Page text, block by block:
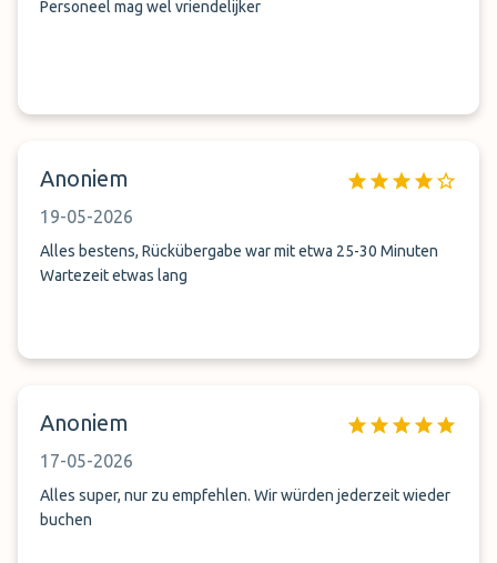
Personeel mag wel vriendelijker
Anoniem
19-05-2026
Alles bestens, Rückübergabe war mit etwa 25-30 Minuten
Wartezeit etwas lang
Anoniem
17-05-2026
Alles super, nur zu empfehlen. Wir würden jederzeit wieder
buchen